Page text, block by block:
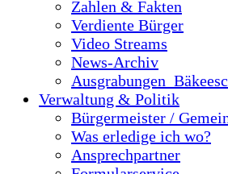
Zahlen & Fakten
Verdiente Bürger
Video Streams
News-Archiv
Verwaltung & Politik
Bürgermeister /
Was erledige ich wo?
Ansprechpartner